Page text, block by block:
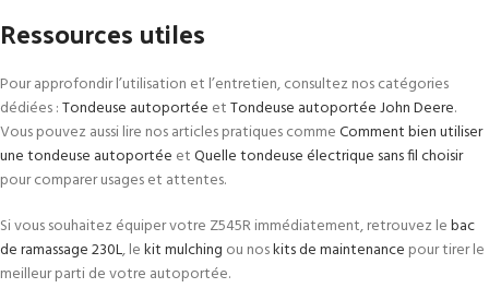
Ressources utiles
Pour approfondir l’utilisation et l’entretien, consultez nos catégories
dédiées :Tondeuse autoportée etTondeuse autoportée John Deere.
Vous pouvez aussi lire nos articles pratiques commeComment bien utiliser
une tondeuse autoportée etQuelle tondeuse électrique sans fil choisir
pour comparer usages et attentes.
Si vous souhaitez équiper votre Z545R immédiatement, retrouvez lebac
de ramassage 230L, lekit mulching ou noskits de maintenance pour tirer le
meilleur parti de votre autoportée.